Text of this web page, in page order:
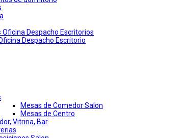
Oficina Despacho Escritorios
Despacho Escritorio
Mesas de Comedor Salon
Mesas de Centro
Vitrina, Bar